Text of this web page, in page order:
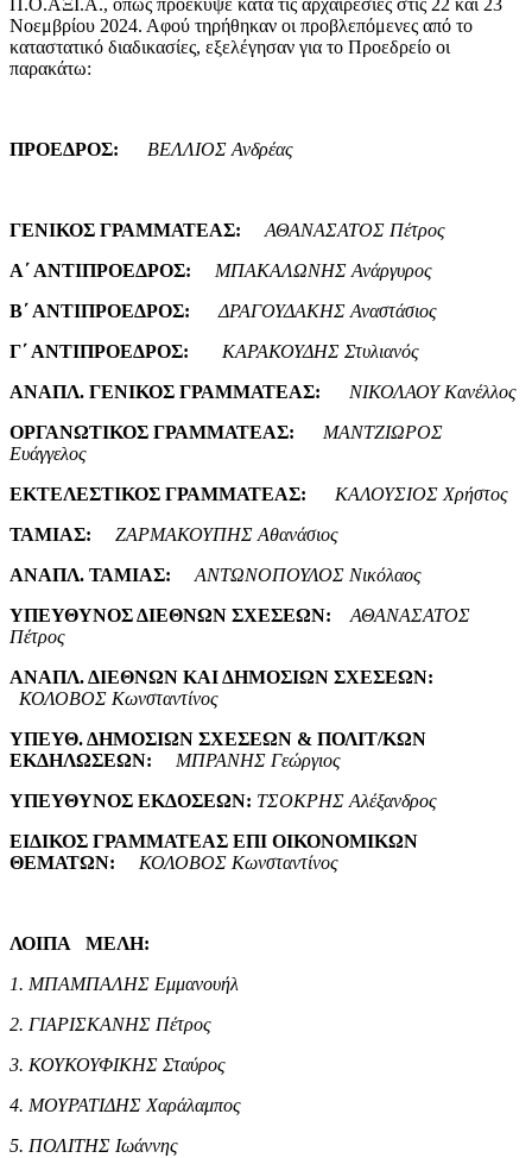
Π.Ο.ΑΞΙ.Α., όπως προέκυψε κατά τις αρχαιρεσίες στις 22 και 23
Νοεμβρίου 2024. Αφού τηρήθηκαν οι προβλεπόμενες από το
καταστατικό διαδικασίες, εξελέγησαν για το Προεδρείο οι
παρακάτω:
ΠΡΟΕΔΡΟΣ: ΒΕΛΛΙΟΣ Ανδρέας
ΓΕΝΙΚΟΣ ΓΡΑΜΜΑΤΕΑΣ:
ΑΘΑΝΑΣΑΤΟΣ Πέτρος
Α΄ ΑΝΤΙΠΡΟΕΔΡΟΣ:
ΜΠΑΚΑΛΩΝΗΣ Ανάργυρος
Β΄ ΑΝΤΙΠΡΟΕΔΡΟΣ: ΔΡΑΓΟΥΔΑΚΗΣ Αναστάσιος
Γ΄ ΑΝΤΙΠΡΟΕΔΡΟΣ:
ΚΑΡΑΚΟΥΔΗΣ Στυλιανός
ΑΝΑΠΛ. ΓΕΝΙΚΟΣ ΓΡΑΜΜΑΤΕΑΣ: ΝΙΚΟΛΑΟΥ Κανέλλος
ΟΡΓΑΝΩΤΙΚΟΣ ΓΡΑΜΜΑΤΕΑΣ: ΜΑΝΤΖΙΩΡΟΣ
Ευάγγελος
ΕΚΤΕΛΕΣΤΙΚΟΣ ΓΡΑΜΜΑΤΕΑΣ: ΚΑΛΟΥΣΙΟΣ Χρήστος
ΤΑΜΙΑΣ: ΖΑΡΜΑΚΟΥΠΗΣ Αθανάσιος
ΑΝΑΠΛ. ΤΑΜΙΑΣ: ΑΝΤΩΝΟΠΟΥΛΟΣ Νικόλαος
ΥΠΕΥΘΥΝΟΣ ΔΙΕΘΝΩΝ ΣΧΕΣΕΩΝ: ΑΘΑΝΑΣΑΤΟΣ
Πέτρος
ΑΝΑΠΛ. ΔΙΕΘΝΩΝ ΚΑΙ ΔΗΜΟΣΙΩΝ ΣΧΕΣΕΩΝ:
ΚΟΛΟΒΟΣ Κωνσταντίνος
ΥΠΕΥΘ. ΔΗΜΟΣΙΩΝ ΣΧΕΣΕΩΝ & ΠΟΛΙΤ/ΚΩΝ
ΕΚΔΗΛΩΣΕΩΝ: ΜΠΡΑΝΗΣ Γεώργιος
ΥΠΕΥΘΥΝΟΣ ΕΚΔΟΣΕΩΝ: ΤΣΟΚΡΗΣ Αλέξανδρος
ΕΙΔΙΚΟΣ ΓΡΑΜΜΑΤΕΑΣ ΕΠΙ ΟΙΚΟΝΟΜΙΚΩΝ
ΘΕΜΑΤΩΝ: ΚΟΛΟΒΟΣ Κωνσταντίνος
ΛΟΙΠΑ ΜΕΛΗ:
1. ΜΠΑΜΠΑΛΗΣ Εμμανουήλ
2. ΓΙΑΡΙΣΚΑΝΗΣ Πέτρος
3. ΚΟΥΚΟΥΦΙΚΗΣ Σταύρος
4. ΜΟΥΡΑΤΙΔΗΣ Χαράλαμπος
5. ΠΟΛΙΤΗΣ Ιωάννης